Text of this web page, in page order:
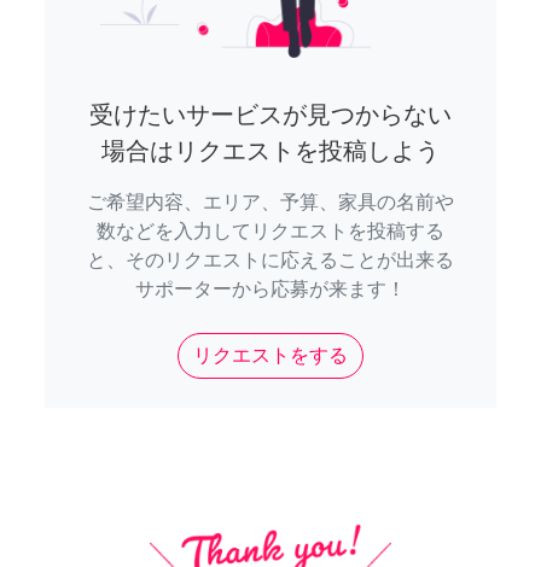
受けたいサービスが見つからない
場合はリクエストを投稿しよう
ご希望内容、エリア、予算、家具の名前や
数などを入力してリクエストを投稿する
と、そのリクエストに応えることが出来る
サポーターから応募が来ます！
リクエストをする